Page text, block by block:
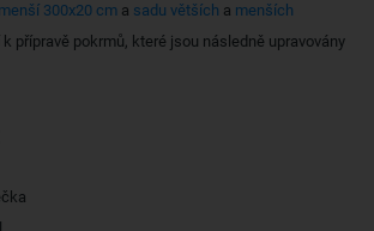
menší 300x20 cm a sadu větších a menších
přípravě pokrmů, které jsou následně upravovány